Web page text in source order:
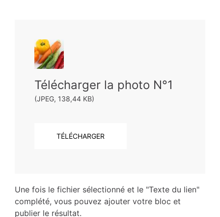
Télécharger la photo N°1
(JPEG, 138,44 KB)
TÉLÉCHARGER
Une fois le fichier sélectionné et le "Texte du lien"
complété, vous pouvez ajouter votre bloc et
publier le résultat.